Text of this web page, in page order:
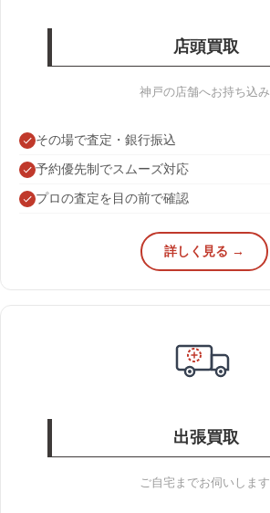
店頭買取
神戸の店舗へお持ち込み
その場で査定・銀行振込
予約優先制でスムーズ対応
プロの査定を目の前で確認
詳しく見る →
出張買取
ご自宅までお伺いします